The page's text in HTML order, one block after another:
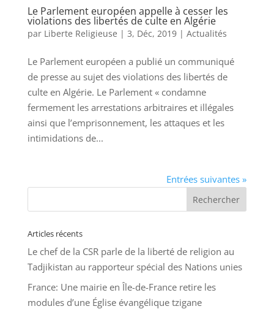
Le Parlement européen appelle à cesser les
violations des libertés de culte en Algérie
par Liberte Religieuse | 3, Déc, 2019| Actualités
Le Parlement européen a publié un communiqué
de presse au sujet des violations des libertés de
culte en Algérie. Le Parlement « condamne
fermement les arrestations arbitraires et illégales
ainsi que l’emprisonnement, les attaques et les
intimidations de...
Entrées suivantes »
Articles récents
Le chef de la CSR parle de la liberté de religion au
Tadjikistan au rapporteur spécial des Nations unies
France: Une mairie en Île-de-France retire les
modules d’une Église évangélique tzigane